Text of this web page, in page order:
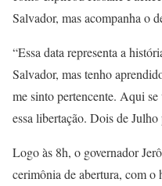
Salvador, mas acompanha o
“Essa data representa a
Salvador, mas tenho
me sinto pertencente. Aqui se
essa libertação. Dois de
Logo às 8h, o governador
cerimônia de abertura, com o